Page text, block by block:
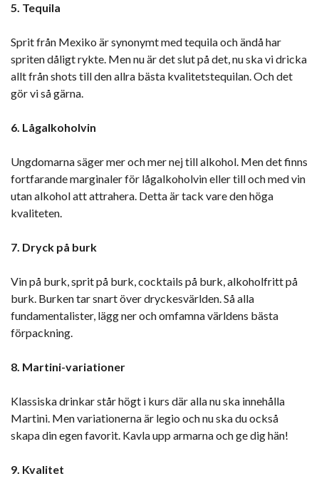
5. Tequila
Sprit från Mexiko är synonymt med tequila och ändå har
spriten dåligt rykte. Men nu är det slut på det, nu ska vi dricka
allt från shots till den allra bästa kvalitetstequilan. Och det
gör vi så gärna.
6. Lågalkoholvin
Ungdomarna säger mer och mer nej till alkohol. Men det finns
fortfarande marginaler för lågalkoholvin eller till och med vin
utan alkohol att attrahera. Detta är tack vare den höga
kvaliteten.
7. Dryck på burk
Vin på burk, sprit på burk, cocktails på burk, alkoholfritt på
burk. Burken tar snart över dryckesvärlden. Så alla
fundamentalister, lägg ner och omfamna världens bästa
förpackning.
8. Martini-variationer
Klassiska drinkar står högt i kurs där alla nu ska innehålla
Martini. Men variationerna är legio och nu ska du också
skapa din egen favorit. Kavla upp armarna och ge dig hän!
9. Kvalitet